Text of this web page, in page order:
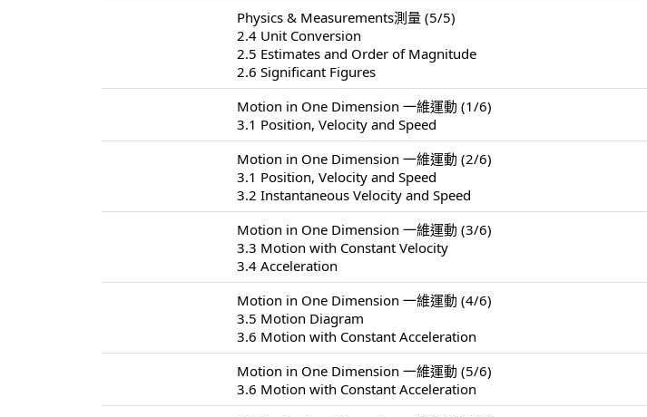
Physics & Measurements測量 (5/5)
2.4 Unit Conversion
2.5 Estimates and Order of Magnitude
2.6 Significant Figures
Motion in One Dimension 一維運動 (1/6)
3.1 Position, Velocity and Speed
Motion in One Dimension 一維運動 (2/6)
3.1 Position, Velocity and Speed
3.2 Instantaneous Velocity and Speed
Motion in One Dimension 一維運動 (3/6)
3.3 Motion with Constant Velocity
3.4 Acceleration
Motion in One Dimension 一維運動 (4/6)
3.5 Motion Diagram
3.6 Motion with Constant Acceleration
Motion in One Dimension 一維運動 (5/6)
3.6 Motion with Constant Acceleration